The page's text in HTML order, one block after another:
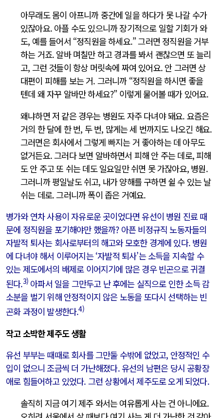
아무래도 몸이 아프니까 중간에 일을 하다가 못 나갈 수가
있잖아요. 아플 수도 있으니까 장기적으로 일할 기회가 와
도, 예를 들어서 “정직원을 하세요.” 그러면 정직원을 거부
하는 거죠. 알바 며칠만 하고 경과를 봐서 괜찮으면 또 늘리
고, 그런 것들이 항상 머릿속에 짜여 있어요. 안 그러면 상
대편이 피해를 보는 거. 그러니까 “정직원을 하시면 좋을
텐데 왜 자꾸 알바만 하세요?” 이렇게 물어볼 때가 있어요.
왜냐하면 저 같은 경우는 병원도 자주 다녀야 돼요. 요즘은
거의 한 달에 한 번, 두 번, 많게는 세 번까지도 나오긴 해요.
그러면은 회사에서 그렇게 빠지는 거 좋아하는 데 아무도
없거든요. 그러다 보면 알바하면서 피해 안 주는 데로, 피해
도 안 주고 또 쉬는 데도 일요일만 쉬면 못 가잖아요, 병원.
그러니까 평일날도 쉬고, 내가 양해를 구하면 쉴 수 있는 날
쉬는 데로. 그러니까 폭이 좁은 거예요.
병가와 연차 사용이 자유로운 곳이었다면 유선이 병원 진료 때
문에 정직원을 포기해야만 했을까? 아픈 비정규직 노동자들의
자발적 퇴사는 회사로부터의 해고와 모호한 경계에 있다. 병원
에 다녀야 해서 이루어지는 ‘자발적 퇴사’는 소득을 지속할 수
있는 제도에서의 배제로 이어지기에 많은 경우 빈곤으로 귀결
된다.3) 아파서 일을 그만두고 난 후에는 실직으로 인한 소득 감
소분을 벌기 위해 안정적이지 않은 노동을 또다시 선택하는 빈
곤화 과정이 발생한다.4)
작고 소박한 제주도 생활
유선 부부는 때때로 회사를 그만둘 수밖에 없었고, 안정적인 수
입이 없으니 조금씩 더 가난해졌다. 유선의 남편은 당시 공황장
애로 힘들어하고 있었다. 그런 상황에서 제주도로 오게 되었다.
솔직히 지금 여기 제주 와서는 여유롭게 사는 건 아니에요.